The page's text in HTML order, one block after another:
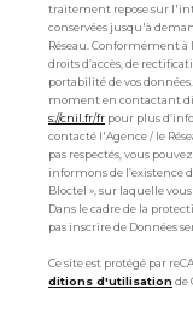
traitement repose sur
conservées jusqu'à
Réseau. Conformément à
droits d’accès, de
portabilité de vos
moment en contactant
s://cnil.fr/fr pour plus
contacté l'Agence / le
pas respectés, vous
informons de l’existence
Bloctel », sur laquelle
Dans le cadre de la
pas inscrire de Données
Ce site est protégé par
ditions d'utilisationde